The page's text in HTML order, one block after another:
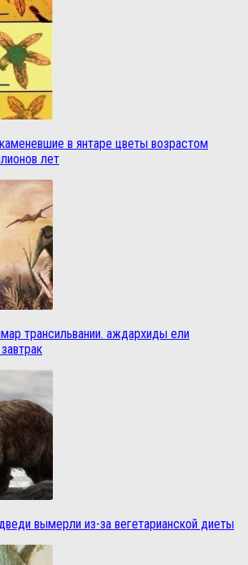
в янтаре цветы возрастом
лет
трансильвании. аждархиды ели
вымерли из-за вегетарианской диеты